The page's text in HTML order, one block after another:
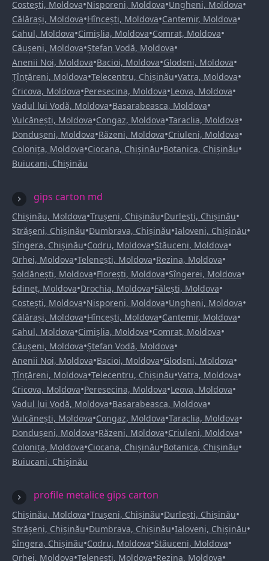
Costești, Moldova•Nisporeni, Moldova•Ungheni, Moldova•
Călărași, Moldova•Hîncești, Moldova•Cantemir, Moldova•
Cahul, Moldova•Cimișlia, Moldova•Comrat, Moldova•
Căușeni, Moldova•Ștefan Vodă, Moldova•
Anenii Noi, Moldova•Bacioi, Moldova•Glodeni, Moldova•
Țînțăreni, Moldova•Telecentru, Chișinău•Vatra, Moldova•
Cricova, Moldova•Peresecina, Moldova•Leova, Moldova•
Vadul lui Vodă, Moldova•Basarabeasca, Moldova•
Vulcănești, Moldova•Congaz, Moldova•Taraclia, Moldova•
Dondușeni, Moldova•Răzeni, Moldova•Criuleni, Moldova•
Colonița, Moldova•Ciocana, Chișinău•Botanica, Chișinău•
Buiucani, Chișinău
gips carton md
Chișinău, Moldova•Trușeni, Chișinău•Durlești, Chișinău•
Strășeni, Chișinău•Dumbrava, Chișinău•Ialoveni, Chișinău•
Sîngera, Chișinău•Codru, Moldova•Stăuceni, Moldova•
Orhei, Moldova•Telenești, Moldova•Rezina, Moldova•
Șoldănești, Moldova•Florești, Moldova•Sîngerei, Moldova•
Edineț, Moldova•Drochia, Moldova•Fălești, Moldova•
Costești, Moldova•Nisporeni, Moldova•Ungheni, Moldova•
Călărași, Moldova•Hîncești, Moldova•Cantemir, Moldova•
Cahul, Moldova•Cimișlia, Moldova•Comrat, Moldova•
Căușeni, Moldova•Ștefan Vodă, Moldova•
Anenii Noi, Moldova•Bacioi, Moldova•Glodeni, Moldova•
Țînțăreni, Moldova•Telecentru, Chișinău•Vatra, Moldova•
Cricova, Moldova•Peresecina, Moldova•Leova, Moldova•
Vadul lui Vodă, Moldova•Basarabeasca, Moldova•
Vulcănești, Moldova•Congaz, Moldova•Taraclia, Moldova•
Dondușeni, Moldova•Răzeni, Moldova•Criuleni, Moldova•
Colonița, Moldova•Ciocana, Chișinău•Botanica, Chișinău•
Buiucani, Chișinău
profile metalice gips carton
Chișinău, Moldova•Trușeni, Chișinău•Durlești, Chișinău•
Strășeni, Chișinău•Dumbrava, Chișinău•Ialoveni, Chișinău•
Sîngera, Chișinău•Codru, Moldova•Stăuceni, Moldova•
Orhei, Moldova•Telenești, Moldova•Rezina, Moldova•